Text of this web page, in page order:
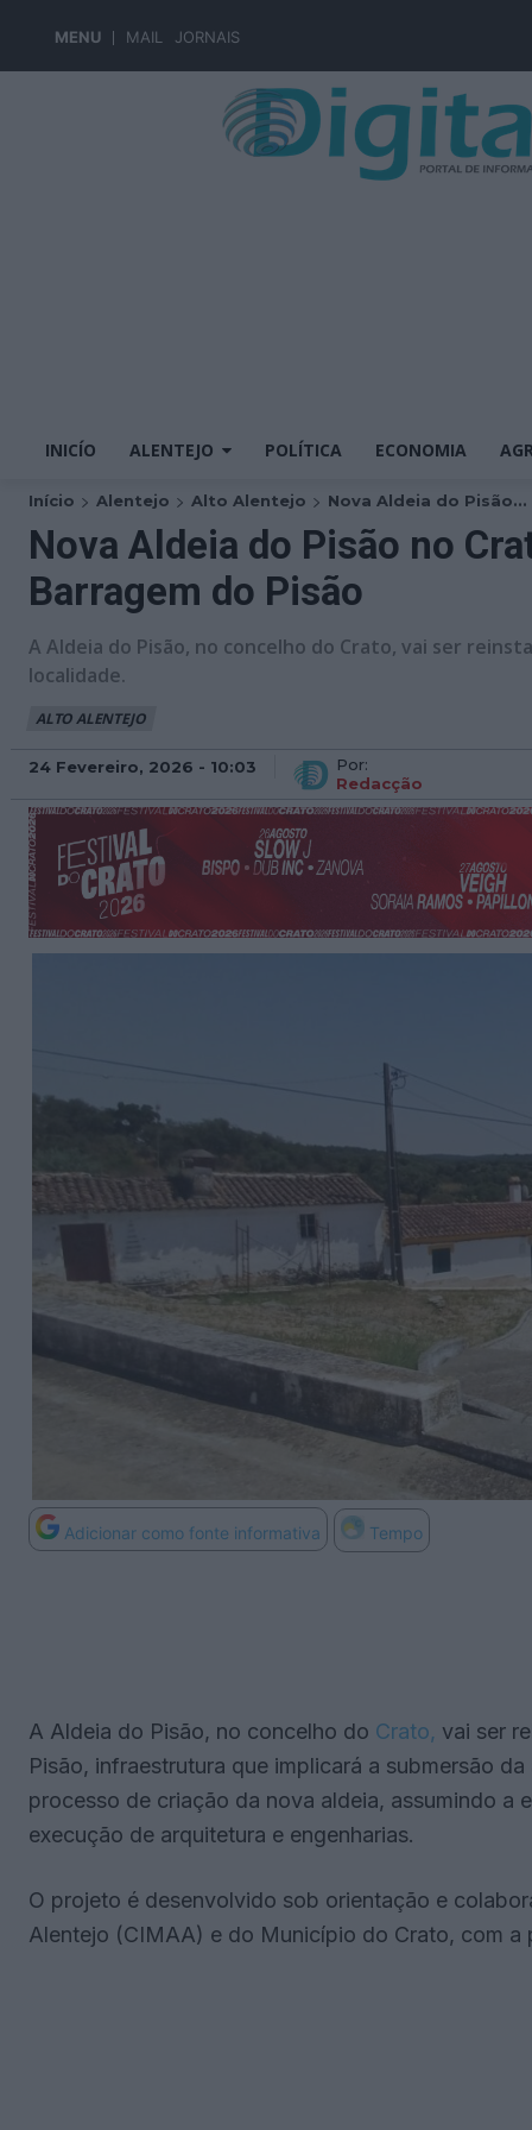
MENU MAIL JORNAIS
INICÍO ALENTEJO POLÍTICA ECONOMIA
Início Alentejo Alto Alentejo Nova Aldeia do Pisão...
Nova Aldeia do Pisão no
Barragem do Pisão
A Aldeia do Pisão, no concelho do Crato, vai ser
localidade.
ALTO ALENTEJO
24 Fevereiro, 2026 - 10:03
Por:
Redacção
Adicionar como fonte informativa Tempo
A Aldeia do Pisão, no concelho do Crato, vai ser
Pisão, infraestrutura que implicará a submersão
processo de criação da nova aldeia, assumindo
execução de arquitetura e engenharias.
O projeto é desenvolvido sob orientação e
Alentejo (CIMAA) e do Município do Crato, com a